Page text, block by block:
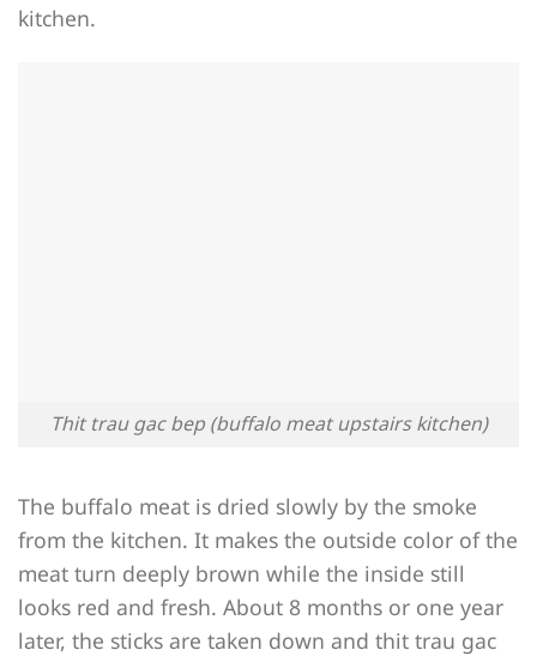
kitchen.
Thit trau gac bep (buffalo meat upstairs kitchen)
The buffalo meat is dried slowly by the smoke
from the kitchen. It makes the outside color of the
meat turn deeply brown while the inside still
looks red and fresh. About 8 months or one year
later, the sticks are taken down and thit trau gac